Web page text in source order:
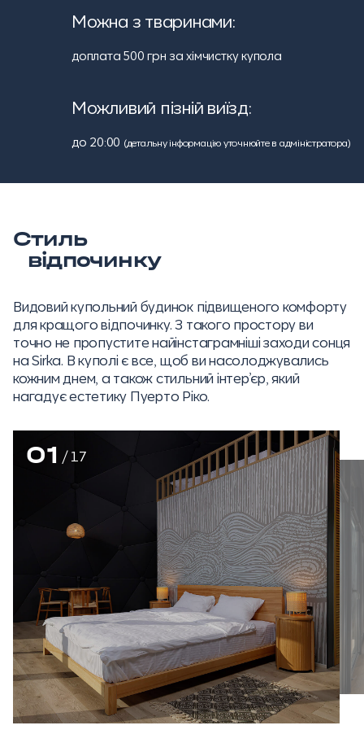
Можна з тваринами:
доплата 500 грн за хімчистку купола
Можливий пізній виїзд:
до 20:00 (детальну інформацію уточнюйте в адміністратора)
Стиль
відпочинку
Видовий купольний будинок підвищеного комфорту
для кращого відпочинку. З такого простору ви
точно не пропустите найінстаграмніші заходи сонця
на Sirka. В куполі є все, щоб ви насолоджувались
кожним днем, а також стильний інтер’єр, який
нагадує естетику Пуерто Ріко.
01 /17